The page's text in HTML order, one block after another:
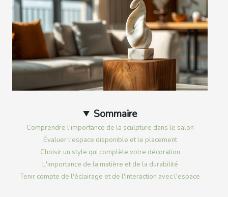
Sommaire
Comprendre l'importance de la sculpture dans le salon
Évaluer l'espace disponible et le placement
Choisir un style qui complète votre décoration
L'importance de la matière et de la durabilité
Tenir compte de l'éclairage et de l'interaction avec l'espace